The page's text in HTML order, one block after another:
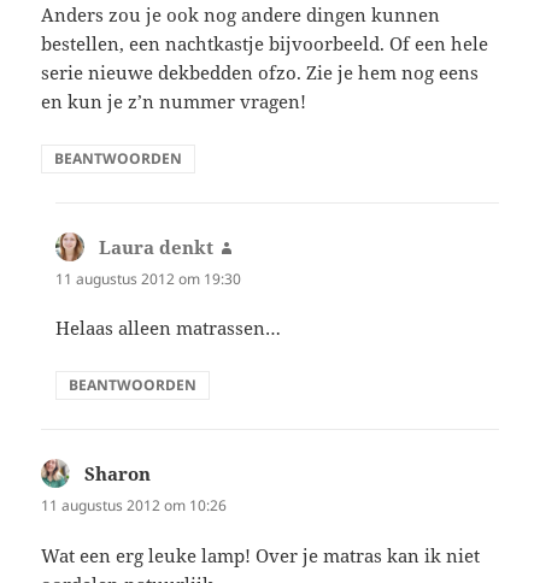
Anders zou je ook nog andere dingen kunnen
bestellen, een nachtkastje bijvoorbeeld. Of een hele
serie nieuwe dekbedden ofzo. Zie je hem nog eens
en kun je z’n nummer vragen!
BEANTWOORDEN
Laura denkt
11 augustus 2012 om 19:30
Helaas alleen matrassen…
BEANTWOORDEN
Sharon
11 augustus 2012 om 10:26
Wat een erg leuke lamp! Over je matras kan ik niet